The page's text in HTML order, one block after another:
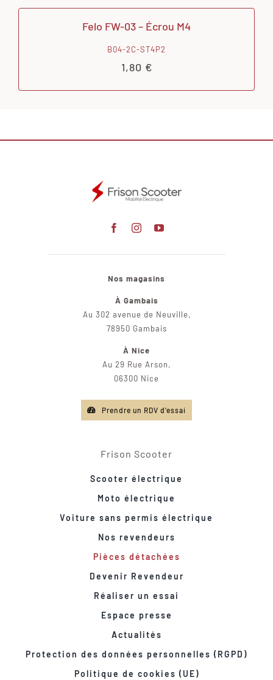
Felo FW-03 – Écrou M4
B04-2C-ST4P2
1,80 €
Nos magasins
À Gambais
Au 302 avenue de Neuville,
78950 Gambais
À Nice
Au 29 Rue Arson,
06300 Nice
Prendre un RDV d'essai
Frison Scooter
Scooter électrique
Moto électrique
Voiture sans permis électrique
Nos revendeurs
Pièces détachées
Devenir Revendeur
Réaliser un essai
Espace presse
Actualités
Protection des données personnelles (RGPD)
Politique de cookies (UE)